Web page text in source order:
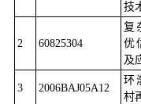
技
2 60825304
复
优
及
3 2006BAJ05A12
环
村